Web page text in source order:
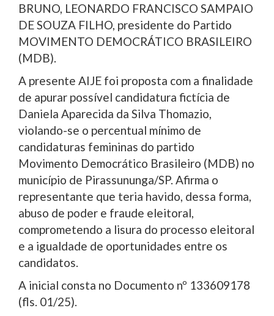
BRUNO, LEONARDO FRANCISCO SAMPAIO
DE SOUZA FILHO, presidente do Partido
MOVIMENTO DEMOCRÁTICO BRASILEIRO
(MDB).
A presente AIJE foi proposta com a finalidade
de apurar possível candidatura fictícia de
Daniela Aparecida da Silva Thomazio,
violando-se o percentual mínimo de
candidaturas femininas do partido
Movimento Democrático Brasileiro (MDB) no
município de Pirassununga/SP. Afirma o
representante que teria havido, dessa forma,
abuso de poder e fraude eleitoral,
comprometendo a lisura do processo eleitoral
e a igualdade de oportunidades entre os
candidatos.
A inicial consta no Documento nº 133609178
(fls. 01/25).